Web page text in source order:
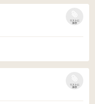
リストに
保存
リストに
保存